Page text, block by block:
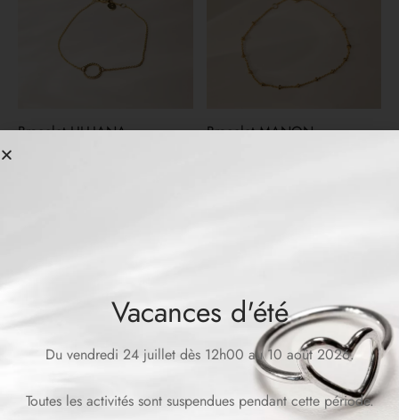
Bracelet LILLIANA
Bracelet MANON
Bracelet MANON
Bracelet OSCAR
1,100.00
Vacances d'été
Du vendredi 24 juillet dès 12h00 au 10 août 2026.
Toutes les activités sont suspendues pendant cette période.